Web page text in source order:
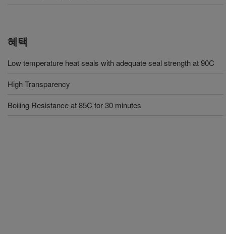
혜택
Low temperature heat seals with adequate seal strength at 90C
High Transparency
Boiling Resistance at 85C for 30 minutes